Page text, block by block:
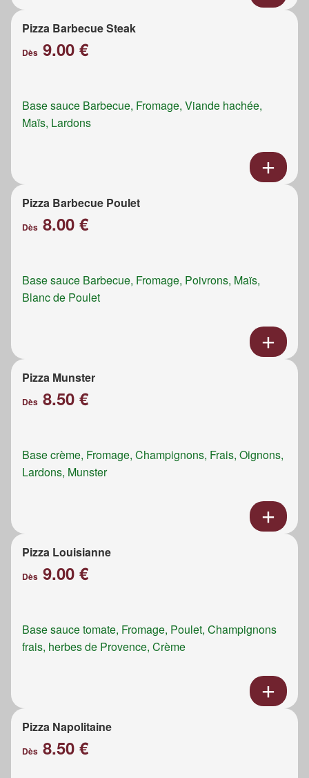
Pizza Barbecue Steak
Dès 9.00 €
Base sauce Barbecue, Fromage, Viande hachée,
Maïs, Lardons
Pizza Barbecue Poulet
Dès 8.00 €
Base sauce Barbecue, Fromage, Poivrons, Maïs,
Blanc de Poulet
Pizza Munster
Dès 8.50 €
Base crème, Fromage, Champignons, Frais, Oignons,
Lardons, Munster
Pizza Louisianne
Dès 9.00 €
Base sauce tomate, Fromage, Poulet, Champignons
frais, herbes de Provence, Crème
Pizza Napolitaine
Dès 8.50 €